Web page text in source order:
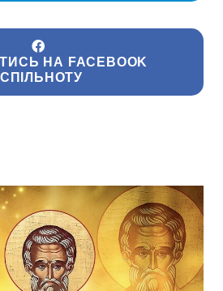
НА FACEBOOK
СПІЛЬНОТУ